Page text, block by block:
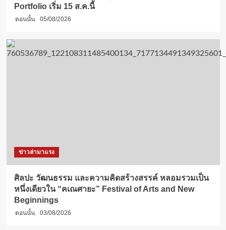
Portfolio เริ่ม 15 ส.ค.นี้
ตอนนั้น 05/08/2026
ข่าวล่ามาแรง
ศิลปะ วัฒนธรรม และความคิดสร้างสรรค์ หลอมรวมเป็น
หนึ่งเดียวใน “คเณศายะ” Festival of Arts and New
Beginnings
ตอนนั้น 03/08/2026